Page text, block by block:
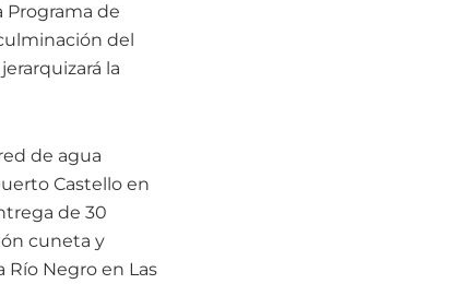
Programa de
del
la
de agua
Castello en
de 30
cuneta y
Río Negro en Las